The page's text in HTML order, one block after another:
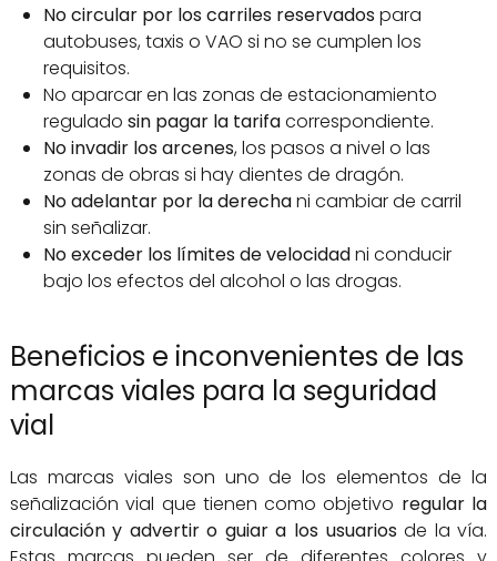
No circular por los carriles reservadospara
autobuses, taxis o VAO si no se cumplen los
requisitos.
No aparcar en las zonas de estacionamiento
regulado sin pagar la tarifacorrespondiente.
No invadir los arcenes, los pasos a nivel o las
zonas de obras si hay dientes de dragón.
No adelantar por la derechani cambiar de carril
sin señalizar.
No exceder los límites de velocidadni conducir
bajo los efectos del alcohol o las drogas.
Beneficios e inconvenientes de las
marcas viales para la seguridad
vial
Las marcas viales son uno de los elementos de la
señalización vial que tienen como objetivo regular la
circulación y advertir o guiar a los usuariosde la vía.